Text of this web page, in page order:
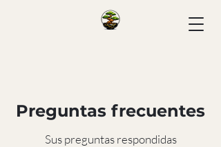
Preguntas frecuentes
Sus preguntas respondidas